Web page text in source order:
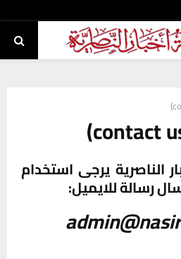
الناصرية يرجى استخدام
رسالة للايميل: